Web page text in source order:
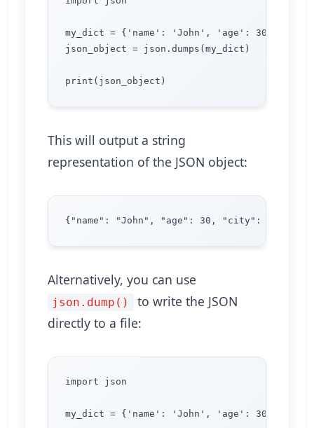
my_dict = {'name': 'John', 'age': 30,
json_object = json.dumps(my_dict)
This will output a string
representation of the JSON object:
Alternatively, you can use
json.dump()
to write the JSON
directly to a file:
import json
my_dict = {'name': 'John', 'age': 30,